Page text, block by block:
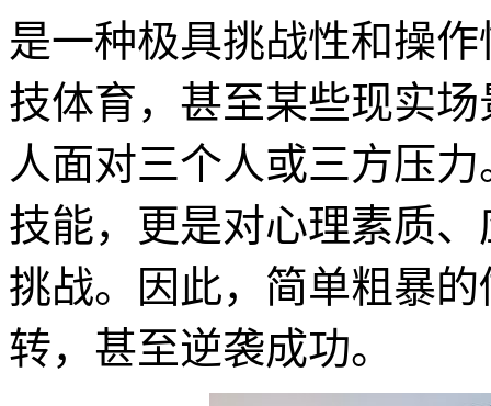
是一种极具挑战性和操
技体育，甚至某些现实
人面对三个人或三方压
技能，更是对心理素质
挑战。因此，简单粗暴
转，甚至逆袭成功。